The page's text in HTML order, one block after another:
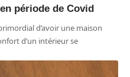
période de Covid
d’avoir une maison
d’un intérieur se